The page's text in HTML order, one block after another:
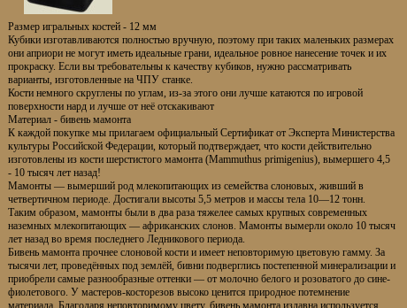
Размер игральных костей - 12 мм
Кубики изготавливаются полностью вручную, поэтому при таких маленьких размерах
они априори не могут иметь идеальные грани, идеальное ровное нанесение точек и их
прокраску. Если вы требовательны к качеству кубиков, нужно рассматривать
варианты, изготовленные на ЧПУ станке.
Кости немного скруглены по углам, из-за этого они лучше катаются по игровой
поверхности нард и лучше от неё отскакивают
Материал - бивень мамонта
К каждой покупке мы прилагаем официальный Сертификат от Эксперта Министерства
культуры Российской Федерации, который подтверждает, что кости действительно
изготовлены из кости шерстистого мамонта (Mammuthus primigenius), вымершего 4,5
- 10 тысяч лет назад!
Мамонты — вымерший род млекопитающих из семейства слоновых, живший в
четвертичном периоде. Достигали высоты 5,5 метров и массы тела 10—12 тонн.
Таким образом, мамонты были в два раза тяжелее самых крупных современных
наземных млекопитающих — африканских слонов. Мамонты вымерли около 10 тысяч
лет назад во время последнего Ледникового периода.
Бивень мамонта прочнее слоновой кости и имеет неповторимую цветовую гамму. За
тысячи лет, проведённых под землёй, бивни подверглись постепенной минерализации и
приобрели самые разнообразные оттенки — от молочно белого и розоватого до сине-
фиолетового. У мастеров-косторезов высоко ценится природное потемнение
материала. Благодаря неповторимому цвету, бивень мамонта издавна используется